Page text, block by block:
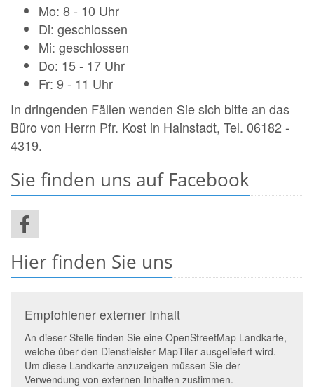
Mo: 8- 10 Uhr
Di: geschlossen
Mi: geschlossen
Do: 15- 17 Uhr
Fr: 9 - 11 Uhr
In dringenden Fällen wenden Sie sich bitte an das
Büro von Herrn Pfr. Kost in Hainstadt, Tel. 06182 -
4319.
Sie finden uns auf Facebook
Hier finden Sie uns
Empfohlener externer Inhalt
An dieser Stelle finden Sie eine OpenStreetMap Landkarte,
welche über den Dienstleister MapTiler ausgeliefert wird.
Um diese Landkarte anzuzeigen müssen Sie der
Verwendung von externen Inhalten zustimmen.